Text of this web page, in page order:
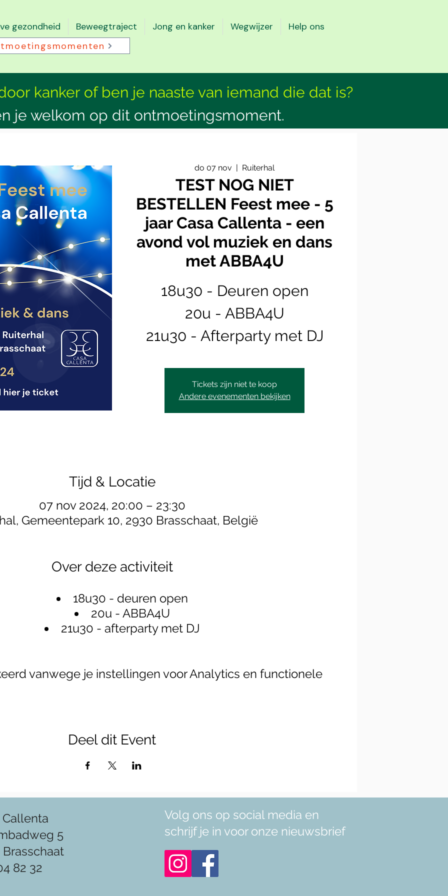
gezondheid Beweegtraject Jong en kanker Wegwijzer Help ons
kanker of ben je naaste van iemand die dat is?
je welkom op dit ontmoetingsmoment.
do 07 nov
  |
Ruiterhal
TEST NOG NIET
BESTELLEN Feest mee - 5
jaar Casa Callenta - een
avond vol muziek en dans
met ABBA4U
18u30 - Deuren open
20u - ABBA4U
21u30 - Afterparty met DJ
Tickets zijn niet te koop
Andere evenementen bekijken
Tijd & Locatie
07 nov 2024, 20:00 – 23:30
Gemeentepark 10, 2930 Brasschaat, België
Over deze activiteit
18u30 - deuren open
20u - ABBA4U
21u30 - afterparty met DJ
vanwege je instellingen voor Analytics en functionele
Deel dit Event
Callenta
5
Brasschaat
82 32
Volg ons op social media en
schrijf je in voor onze nieuwsbrief